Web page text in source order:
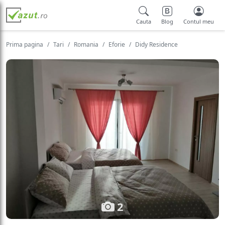
Cauta Blog Contul meu
Prima pagina Tari Romania Eforie Didy Residence
2